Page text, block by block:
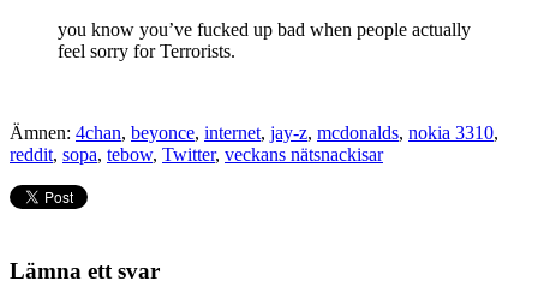
you know you’ve fucked up bad when people actually
feel sorry for Terrorists.
Ämnen: 4chan, beyonce, internet, jay-z, mcdonalds, nokia 3310,
reddit, sopa, tebow, Twitter, veckans nätsnackisar
Lämna ett svar